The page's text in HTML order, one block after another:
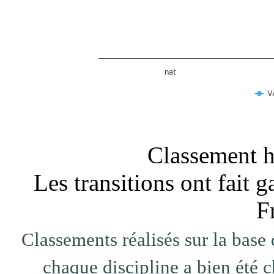
nat
Classement
Les transitions ont fait
Classements réalisés sur la
chaque discipline a bien été